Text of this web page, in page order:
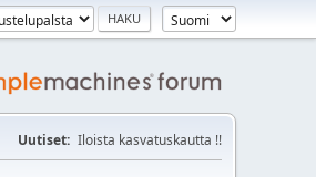
Uutiset: Iloista kasvatuskautta !!